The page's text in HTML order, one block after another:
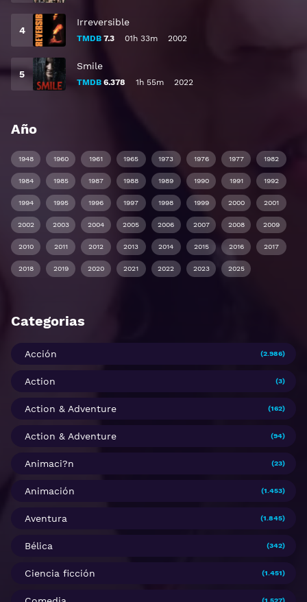
Irreversible
TMDB 7.3 01h 33m 2002
Smile
TMDB 6.378 1h 55m 2022
Año
1948 1960 1961 1965 1973 1976 1977 1982
1984 1985 1987 1988 1989 1990 1991 1992
1994 1995 1996 1997 1998 1999 2000 2001
2002 2003 2004 2005 2006 2007 2008 2009
2010 2011 2012 2013 2014 2015 2016 2017
2018 2019 2020 2021 2022 2023 2025
Categorias
Acción (2.986)
Action (3)
Action & Adventure (162)
Action & Adventure (94)
Animaci?n (23)
Animación (1.453)
Aventura (1.845)
Bélica (342)
Ciencia ficción (1.451)